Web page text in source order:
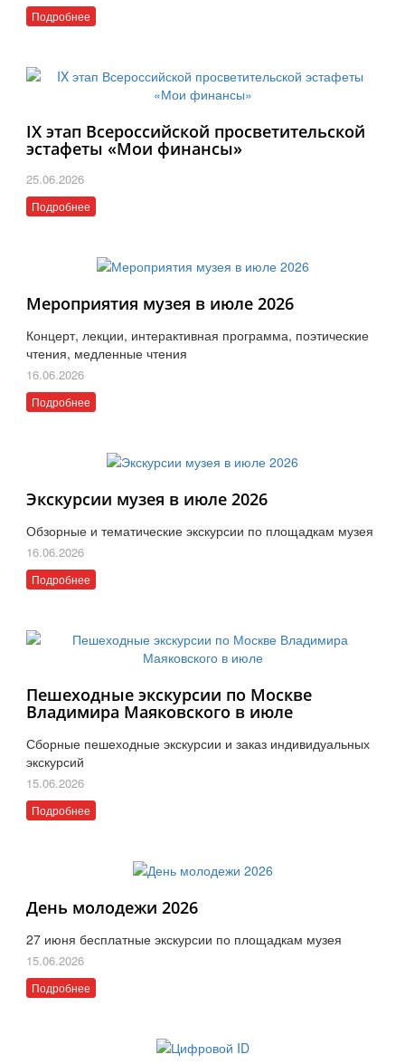
Подробнее
IX этап Всероссийской просветительской
эстафеты «Мои финансы»
25.06.2026
Подробнее
Мероприятия музея в июле 2026
Концерт, лекции, интерактивная программа, поэтические
чтения, медленные чтения
16.06.2026
Подробнее
Экскурсии музея в июле 2026
Обзорные и тематические экскурсии по площадкам музея
16.06.2026
Подробнее
Пешеходные экскурсии по Москве
Владимира Маяковского в июле
Сборные пешеходные экскурсии и заказ индивидуальных
экскурсий
15.06.2026
Подробнее
День молодежи 2026
27 июня бесплатные экскурсии по площадкам музея
15.06.2026
Подробнее